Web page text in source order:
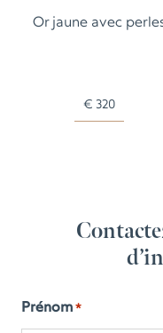
Or jaune avec
€ 320
Prénom *